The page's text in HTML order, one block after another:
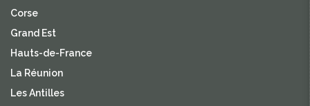
Corse
Grand Est
Hauts-de-France
La Réunion
Les Antilles